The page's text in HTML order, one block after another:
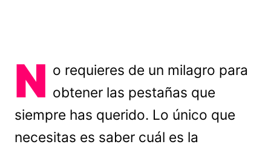
N o requieres de un milagro para
obtener las pestañas que
siempre has querido. Lo único que
necesitas es saber cuál es la